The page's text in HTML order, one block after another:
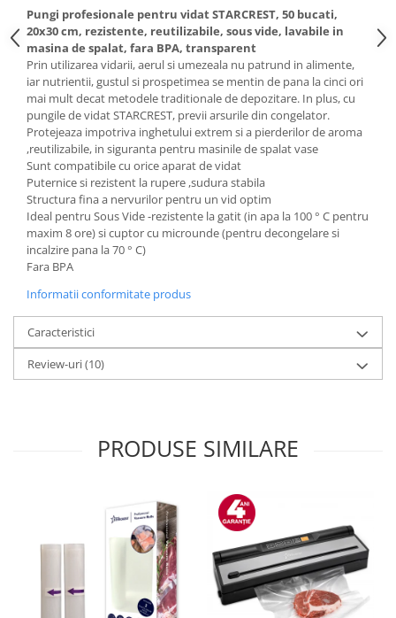
Storcătoare
Aparate de cafea
Accesorii
Cafetiere
Espressoare
Râșnițe de cafea
Aparate de curatat bijuterii
Aparate de curățat cu aburi
Aparate de ingrijire tesaturi
aparat de calcat vertical
Aparate de scame
Statii de calcat
Aparate de masaj
Aparate de ras electrice
Aparate de tuns
Cuptoare electrice
Cântare corporale
Ingrijire locuinta
Pungi profesionale pentru vidat STARCREST, 50 bucati,
20x30 cm, rezistente, reutilizabile, sous vide, lavabile in
masina de spalat, fara BPA, transparent
Prin utilizarea vidarii, aerul si umezeala nu patrund in alimente,
iar nutrientii, gustul si prospetimea se mentin de pana la cinci ori
mai mult decat metodele traditionale de depozitare. In plus, cu
pungile de vidat STARCREST, previi arsurile din congelator.
Protejeaza impotriva inghetului extrem si a pierderilor de aroma
,reutilizabile, in siguranta pentru masinile de spalat vase
Sunt compatibile cu orice aparat de vidat
Puternice si rezistent la rupere ,sudura stabila
Structura fina a nervurilor pentru un vid optim
Ideal pentru Sous Vide -rezistente la gatit (in apa la 100 ° C pentru
maxim 8 ore) si cuptor cu microunde (pentru decongelare si
incalzire pana la 70 ° C)
Fara BPA
Informatii conformitate produs
Caracteristici
Review-uri(10)
PRODUSE SIMILARE